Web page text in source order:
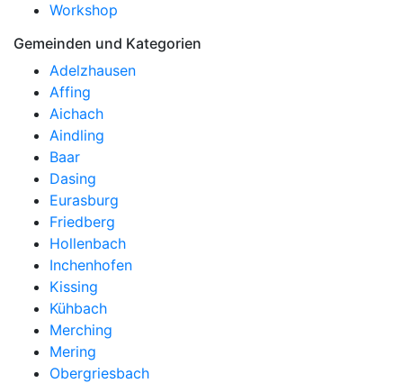
Workshop
Gemeinden und Kategorien
Adelzhausen
Affing
Aichach
Aindling
Baar
Dasing
Eurasburg
Friedberg
Hollenbach
Inchenhofen
Kissing
Kühbach
Merching
Mering
Obergriesbach